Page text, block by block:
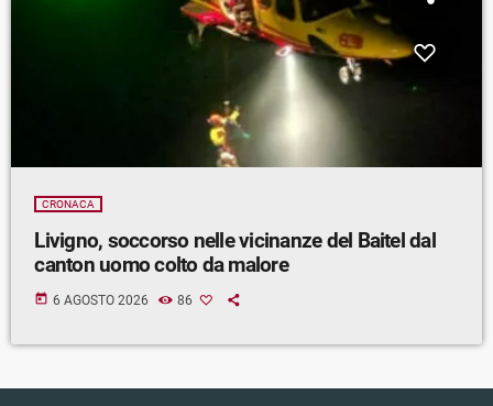
CRONACA
Livigno, soccorso nelle vicinanze del Baitel dal
canton uomo colto da malore
today 6 AGOSTO 2026 86